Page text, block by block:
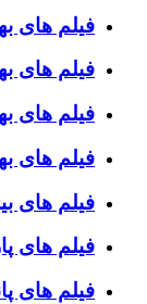
فیلم های
فیلم های
فیلم های
فیلم های
فیلم های
فیلم های
فیلم های